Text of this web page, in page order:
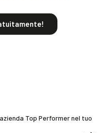
Top Performer nel tuo